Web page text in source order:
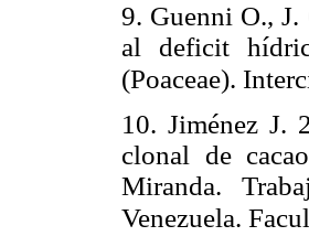
9. Guenni O.,
al deficit
(Poaceae).
10. Jiménez J.
clonal de
Miranda.
Venezuela.